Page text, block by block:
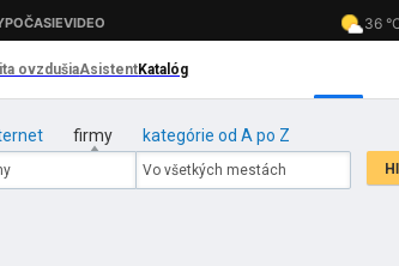
firmy kategórie od A po Z